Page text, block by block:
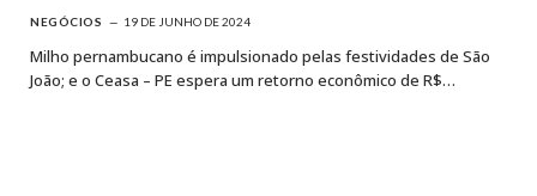
NEGÓCIOS 19 DE JUNHO DE 2024
Milho pernambucano é impulsionado pelas festividades de São
João; e o Ceasa – PE espera um retorno econômico de R$…